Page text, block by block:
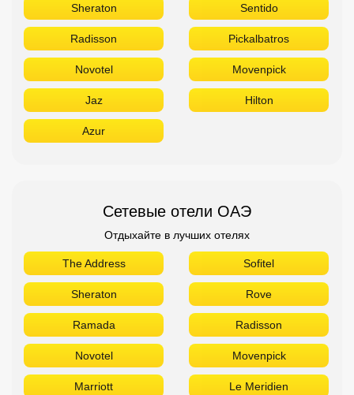
Sheraton Sentido
Radisson Pickalbatros
Novotel Movenpick
Jaz Hilton
Azur
Сетевые отели ОАЭ
Отдыхайте в лучших отелях
The Address Sofitel
Sheraton Rove
Ramada Radisson
Novotel Movenpick
Marriott Le Meridien